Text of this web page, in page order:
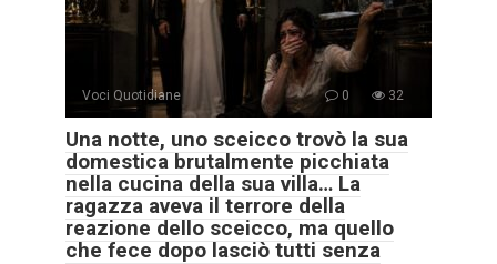
Voci Quotidiane 0 32
Una notte, uno sceicco trovò la sua
domestica brutalmente picchiata
nella cucina della sua villa… La
ragazza aveva il terrore della
reazione dello sceicco, ma quello
che fece dopo lasciò tutti senza